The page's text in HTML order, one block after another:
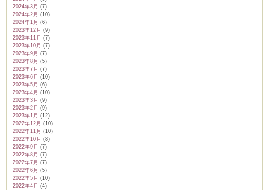
2024年3月 (7)
2024年2月 (10)
2024年1月 (6)
2023年12月 (9)
2023年11月 (7)
2023年10月 (7)
2023年9月 (7)
2023年8月 (5)
2023年7月 (7)
2023年6月 (10)
2023年5月 (6)
2023年4月 (10)
2023年3月 (9)
2023年2月 (9)
2023年1月 (12)
2022年12月 (10)
2022年11月 (10)
2022年10月 (8)
2022年9月 (7)
2022年8月 (7)
2022年7月 (7)
2022年6月 (5)
2022年5月 (10)
2022年4月 (4)